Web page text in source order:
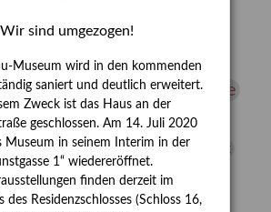
von Lindenau
Felixmüller Depot
Erlebnisportal estrusker Exlibris
Festrede Florenz Fotografie
Antike und heute
Preis
Gerhard Kurt Müller
griechische Mythologie
Heinrich Kirchhoff Heldinnen
Insekten
Wir sind umgezogen!
Museum wird in den kommenden
saniert und deutlich erweitert.
Zweck ist das Haus an der
geschlossen. Am 14. Juli 2020
Museum in seinem Interim in der
1“ wiedereröffnet.
finden derzeit im
des Residenzschlosses (Schloss 16,